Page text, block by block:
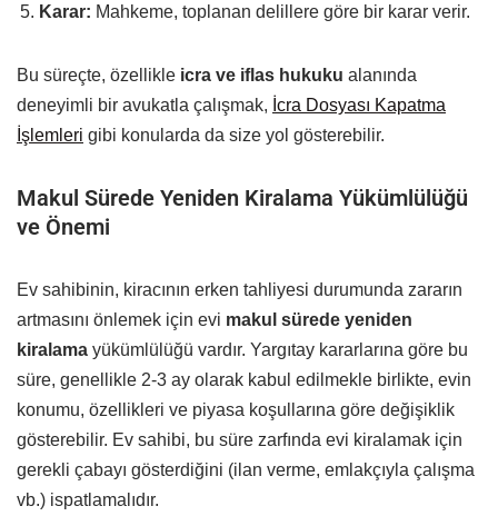
Karar: Mahkeme, toplanan delillere göre bir karar verir.
Bu süreçte, özellikle icra ve iflas hukuku alanında
deneyimli bir avukatla çalışmak, İcra Dosyası Kapatma
İşlemleri gibi konularda da size yol gösterebilir.
Makul Sürede Yeniden Kiralama Yükümlülüğü
ve Önemi
Ev sahibinin, kiracının erken tahliyesi durumunda zararın
artmasını önlemek için evi makul sürede yeniden
kiralama yükümlülüğü vardır. Yargıtay kararlarına göre bu
süre, genellikle 2-3 ay olarak kabul edilmekle birlikte, evin
konumu, özellikleri ve piyasa koşullarına göre değişiklik
gösterebilir. Ev sahibi, bu süre zarfında evi kiralamak için
gerekli çabayı gösterdiğini (ilan verme, emlakçıyla çalışma
vb.) ispatlamalıdır.